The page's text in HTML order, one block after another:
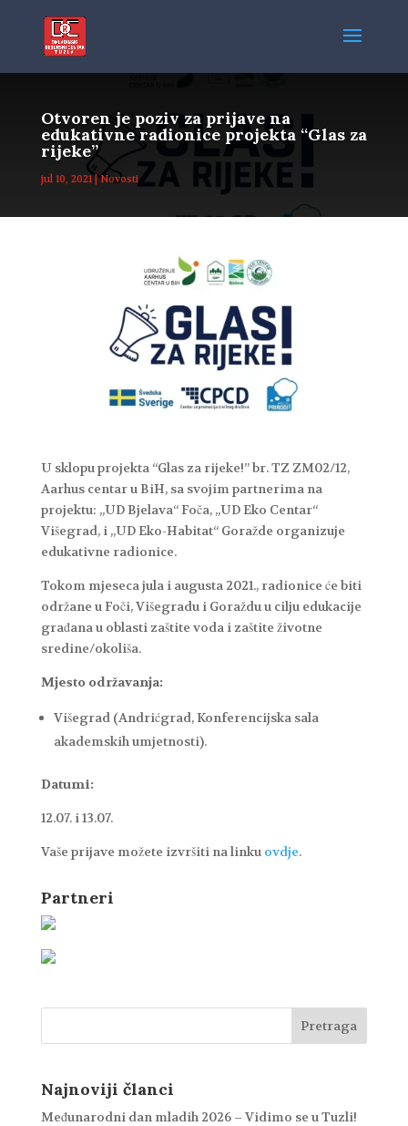
Otvoren je poziv za prijave na
edukativne radionice projekta “Glas za
rijeke”
jul 10, 2021|Novosti
U sklopu projekta “Glas za rijeke!” br. TZ ZM02/12,
Aarhus centar u BiH, sa svojim partnerima na
projektu: „UD Bjelava“ Foča, „UD Eko Centar“
Višegrad, i „UD Eko-Habitat“ Goražde organizuje
edukativne radionice.
Tokom mjeseca jula i augusta 2021., radionice će biti
održane u Foči, Višegradu i Goraždu u cilju edukacije
građana u oblasti zaštite voda i zaštite životne
sredine/okoliša.
Mjesto održavanja:
Višegrad (Andrićgrad, Konferencijska sala
akademskih umjetnosti).
Datumi:
12.07. i 13.07.
Vaše prijave možete izvršiti na linku ovdje.
Partneri
Najnoviji članci
Međunarodni dan mladih 2026 – Vidimo se u Tuzli!